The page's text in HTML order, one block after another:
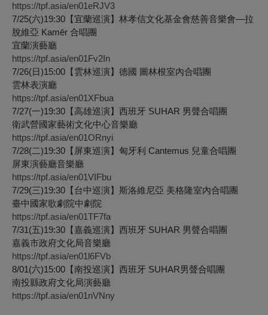
https://tpf.asia/en01eRJV3
7/25(六)19:30【宜蘭巡演】林孝信文化基金會慈善音樂會—拉
脫維亞 Kamēr 合唱團
宜蘭演藝廳
https://tpf.asia/en01Fv2In
7/26(日)15:00【雲林巡演】德國 圖林根室內合唱團
雲林表演廳
https://tpf.asia/en01XFbua
7/27(一)19:30【高雄巡演】西班牙 SUHAR 男聲合唱團
衛武營國家藝術文化中心音樂廳
https://tpf.asia/en01ORnyi
7/28(二)19:30【屏東巡演】匈牙利 Cantemus 兒童合唱團
屏東演藝廳音樂廳
https://tpf.asia/en01VIFbu
7/29(三)19:30【台中巡演】斯洛維尼亞 美格隆室內合唱團
臺中國家歌劇院中劇院
https://tpf.asia/en01TF7fa
7/31(五)19:30【嘉義巡演】西班牙 SUHAR 男聲合唱團
嘉義市政府文化局音樂廳
https://tpf.asia/en01l6FVb
8/01(六)15:00【南投巡演】西班牙 SUHAR男聲合唱團
南投縣政府文化局演藝廳
https://tpf.asia/en01nVNny